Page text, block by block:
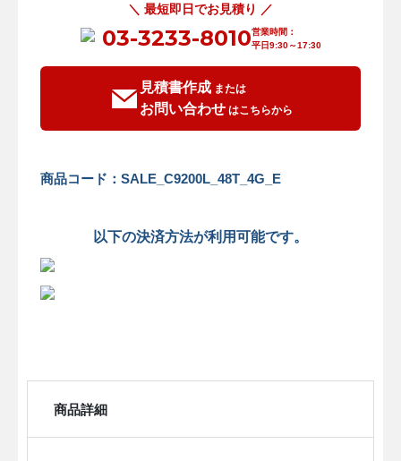
＼ 最短即日でお見積り ／
03-3233-8010営業時間：
平日9:30～17:30
見積書作成または
お問い合わせはこちらから
商品コード：SALE_C9200L_48T_4G_E
以下の決済方法が利用可能です。
商品詳細